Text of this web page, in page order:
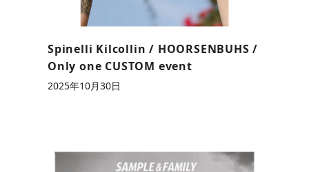
Spinelli Kilcollin / HOORSENBUHS /
Only one CUSTOM event
2025年10月30日